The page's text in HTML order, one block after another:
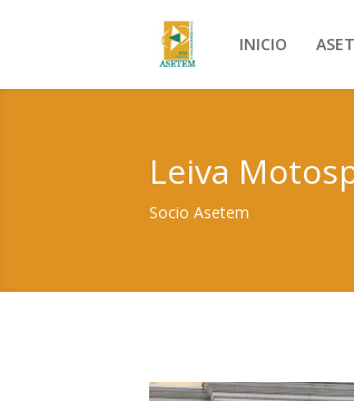
INICIO
Leiva
Socio Asetem